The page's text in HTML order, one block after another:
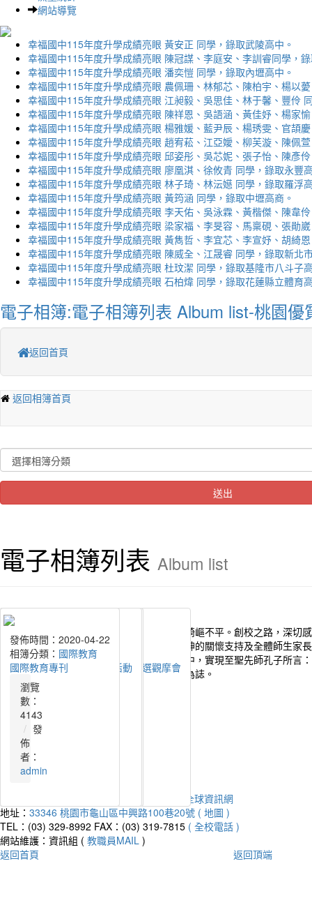
網站導覽
幸福國中115年度升學成績亮眼 黃安正 同學，錄取武陵高中。
幸福國中115年度升學成績亮眼 陳冠謀、李庭安、李訓睿同學，
幸福國中115年度升學成績亮眼 潘奕愷 同學，錄取內壢高中。
幸福國中115年度升學成績亮眼 農佩珊、林郁芯、陳柏宇、楊以
幸福國中115年度升學成績亮眼 江昶毅、吳思佳、林于馨、豐伶
幸福國中115年度升學成績亮眼 陳祥恩、吳語涵、黃佳妤、楊家
幸福國中115年度升學成績亮眼 楊雅媛、藍尹辰、楊琇雯、官頡
幸福國中115年度升學成績亮眼 趙宥菘、江亞嬡、柳芙漩、陳佩
幸福國中115年度升學成績亮眼 邱姿彤、吳芯妮、張子怡、陳彥
幸福國中115年度升學成績亮眼 廖凰淇、徐攸青 同學，錄取永豐
幸福國中115年度升學成績亮眼 林子琦、林沄嬨 同學，錄取羅浮
幸福國中115年度升學成績亮眼 黃筠涵 同學，錄取中壢高商。
幸福國中115年度升學成績亮眼 李天佑、吳泳霖、黃楷傑、陳韋
幸福國中115年度升學成績亮眼 梁家福、李旻容、馬稟硯、張勛
幸福國中115年度升學成績亮眼 黃雋哲、李宜芯、李宣妤、胡綺
幸福國中115年度升學成績亮眼 陳威全、江晟睿 同學，錄取新北
幸福國中115年度升學成績亮眼 杜玟潔 同學，錄取基隆市八斗子
幸福國中115年度升學成績亮眼 石柏煒 同學，錄取花蓮縣立體育
電子相簿:電子相簿列表 Album list-桃園優
返回首頁
返回相簿首頁
送出
電子相簿列表 Album list
發佈時間：2026-06-30
相簿分類： 國際教育
114年下學期國際教育活動剪影
瀏覽
數：
209
發
佈
者：
311
發佈時間：2026-03-24
相簿分類： 國際教育
114年上學期國際教育活動剪影
瀏覽
數：
982
發
佈
者：
311
發佈時間：2025-09-09
相簿分類： 國際教育
113年下學期國際教育活動剪影
瀏覽
數：
1637
發
佈
者：
320
發佈時間：2025-09-09
相簿分類： 國際教育
113年上學期國際教育活動剪影
瀏覽
數：
1575
發
佈
者：
320
發佈時間：2025-06-05
相簿分類： 學務處
114.06.05畢業典禮精選
瀏覽
數：
2261
發
佈
者：
216
發佈時間：2025-04-11
相簿分類： 學務處
114.03.29第20屆校慶運動會
瀏覽
數：
1845
發
佈
者：
216
發佈時間：2024-06-11
相簿分類： 學務處
113.6.7畢業典禮精選
瀏覽
數：
2375
發
佈
者：
216
發佈時間：2024-04-11
相簿分類： 學務處
1130403台大國際學伴相見歡
瀏覽
數：
2101
發
佈
者：
320
發佈時間：2024-01-02
相簿分類： 國際教育
112.05.31國際教育績優社群評選觀摩會
瀏覽
數：
2690
發
佈
者：
320
發佈時間：2023-12-28
相簿分類： 國際教育
112.12.21幸福法國日
瀏覽
數：
2953
發
佈
者：
320
發佈時間：2023-11-10
相簿分類： 學務處
112.11.04第19屆校慶運動會
瀏覽
數：
3262
發
佈
者：
216
發佈時間：2023-06-12
相簿分類： 學務處
112.06.08校園巡禮
瀏覽
數：
3169
發
佈
者：
216
發佈時間：2022-11-29
相簿分類： 學務處
111.11.05第18屆校慶運動會
瀏覽
數：
4040
發
佈
者：
admin
發佈時間：2022-06-08
相簿分類： 學務處
111.06.08校園巡禮
瀏覽
數：
2940
發
佈
者：
211
發佈時間：2021-11-10
相簿分類： 學務處
110.11.06第17屆校慶運動會
瀏覽
數：
4683
發
佈
者：
211
發佈時間：2020-11-09
相簿分類： 學務處
109.11.07第16屆校慶運動會
瀏覽
數：
4812
發
佈
者：
211
發佈時間：2020-09-03
相簿分類： 學務處
109.09.03友善校園宣誓活動
瀏覽
數：
4348
發
佈
者：
211
發佈時間：2020-08-28
相簿分類： 學務處
109.06.20校園巡禮
瀏覽
數：
3791
發
佈
者：
211
發佈時間：2020-04-23
相簿分類： 國際教育
國際教師專業社群
瀏覽
數：
3790
發
佈
者：
admin
發佈時間：2020-04-22
相簿分類： 國際教育
國際教育專刊
瀏覽
數：
4143
發
佈
者：
admin
桃園市幸福國中建校初始，荒煙蔓草，地形崎嶇不平。創校之路，深切
艱辛。感謝朱縣長立倫、各級長官、民代仕紳的關懷支持及全體師生家
美校園。讓莘莘學子們在這巍峨典雅的校園中，實現至聖先師孔子所言
游於藝」的理想。欣逢校舍落成，謹此勒石為誌。
流量統計
今天：
234746
昨天：
332539
本週：
本月： 2433298
總計：20644301
桃園市幸福國中全球資訊網
地址： 33346 桃園市龜山區中興路100巷20號 ( 地圖 )
TEL：(03) 329-8992 FAX：(03) 319-7815 ( 全校電話 )
網站維護：資訊組 ( 教職員MAIL )
返回首頁
返回頂端